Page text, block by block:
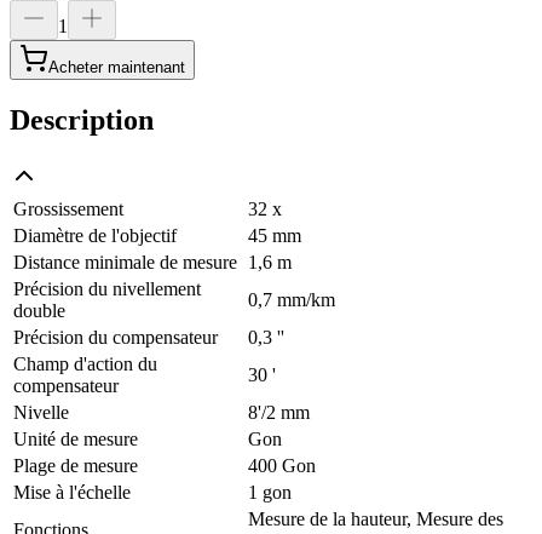
1
Acheter maintenant
Description
Grossissement
32 x
Diamètre de l'objectif
45 mm
Distance minimale de mesure 1,6 m
Précision du nivellement
double
0,7 mm/km
Précision du compensateur
0,3 ''
Champ d'action du
compensateur
30 '
Nivelle
8'/2 mm
Unité de mesure
Gon
Plage de mesure
400 Gon
Mise à l'échelle
1 gon
Fonctions
Mesure de la hauteur, Mesure des